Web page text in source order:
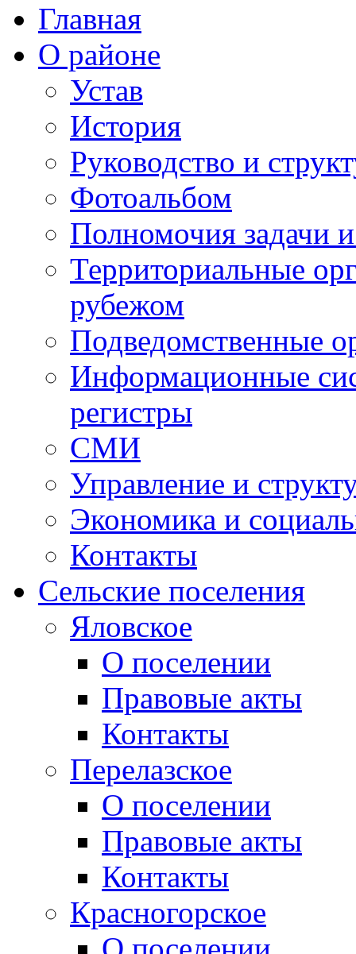
Главная
О районе
Устав
История
Руководство и
Фотоальбом
Полномочия задачи
Территориальные
рубежом
Подведомственные
Информационные
регистры
СМИ
Управление и
Экономика и
Контакты
Сельские поселения
Яловское
О поселении
Правовые акты
Контакты
Перелазское
О поселении
Правовые акты
Контакты
Красногорское